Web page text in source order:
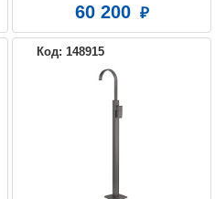
никель
60 200
Код: 148915